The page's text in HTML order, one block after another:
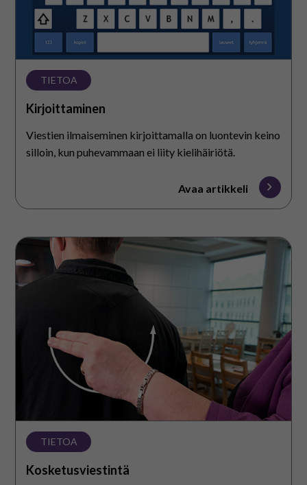
TIETOA
Kirjoittaminen
Viestien ilmaiseminen kirjoittamalla on luontevin keino
silloin, kun puhevammaan ei liity kielihäiriötä.
Avaa artikkeli
Kosketusviestintä
TIETOA
Kosketusviestintä